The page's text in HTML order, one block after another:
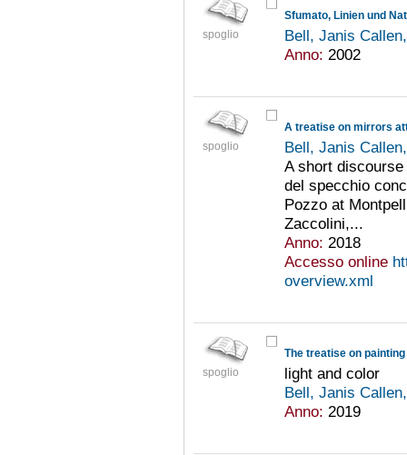
spoglio
Sfumato, Linien und
Bell, Janis
Anno: 2002
spoglio
A treatise on mirrors
Bell, Janis
A short
del specchio
Pozzo at
Zaccolini,...
Anno: 2018
Accesso online
overview.xml
spoglio
The treatise on
light and color
Bell, Janis
Anno: 2019